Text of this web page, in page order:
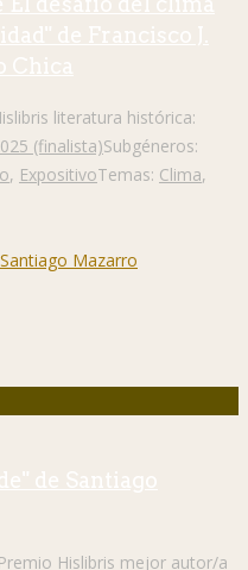
de Francisco J.
Chica
literatura histórica:
(finalista)Subgéneros:
, ExpositivoTemas: Clima,
de Santiago
Premio Hislibris mejor autor/a